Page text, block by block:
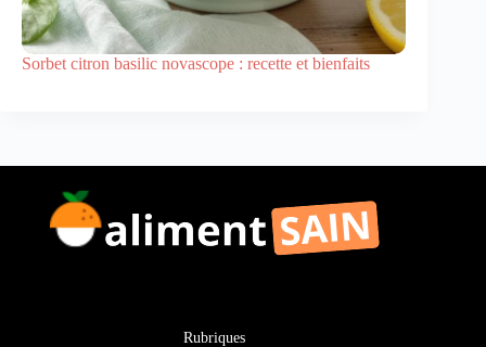
Sorbet citron basilic novascope : recette et bienfaits
Rubriques